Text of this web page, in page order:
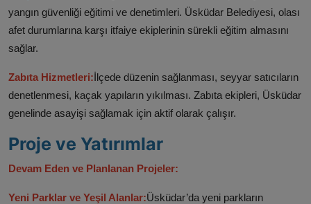
yangın güvenliği eğitimi ve denetimleri. Üsküdar Belediyesi, olası
afet durumlarına karşı itfaiye ekiplerinin sürekli eğitim almasını
sağlar.
Zabıta Hizmetleri:İlçede düzenin sağlanması, seyyar satıcıların
denetlenmesi, kaçak yapıların yıkılması. Zabıta ekipleri, Üsküdar
genelinde asayişi sağlamak için aktif olarak çalışır.
Proje ve Yatırımlar
Devam Eden ve Planlanan Projeler:
Yeni Parklar ve Yeşil Alanlar:Üsküdar’da yeni parkların